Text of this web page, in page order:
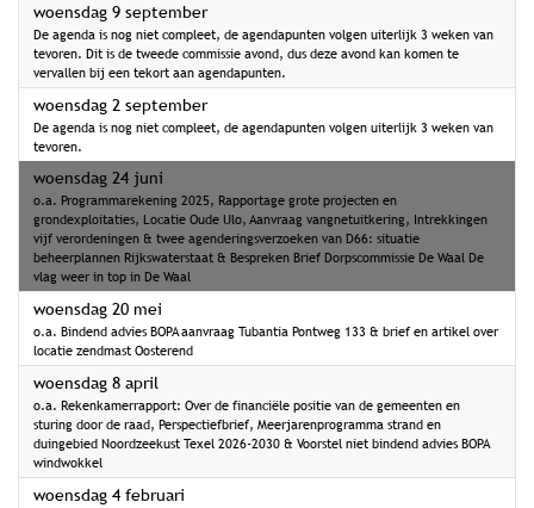
woensdag 9 september2026
De agenda is nog niet compleet, de agendapunten volgen uiterlijk 3 weken van
tevoren. Dit is de tweede commissie avond, dus deze avond kan komen te
vervallen bij een tekort aan agendapunten.
woensdag 2 september2026
De agenda is nog niet compleet, de agendapunten volgen uiterlijk 3 weken van
tevoren.
woensdag 24 juni
o.a. Programmarekening 2025, Rapportage grote projecten en
grondexploitaties, Locatie Oude Ulo, Aanvraag vangnetuitkering, Intrekkingen
vijf verordeningen & twee agenderingsverzoeken van D66: situatie
beheerplannen Rijkswaterstaat & Bespreken Brief Dorpscommissie De Waal De
vlag weer in top in De Waal
woensdag 20 mei
o.a. Bindend advies BOPA aanvraag Tubantia Pontweg 133 & brief en artikel over
locatie zendmast Oosterend
woensdag 8 april
o.a. Rekenkamerrapport: Over de financiële positie van de gemeenten en
sturing door de raad, Perspectiefbrief, Meerjarenprogramma strand en
duingebied Noordzeekust Texel 2026-2030 & Voorstel niet bindend advies BOPA
windwokkel
woensdag 4 februari